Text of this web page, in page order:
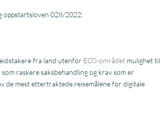
oppstartsloven 028/2022:
fra land utenfor EØS-området mulighet til
raskere saksbehandling og krav som er
de mest ettertraktede reisemålene for digitale